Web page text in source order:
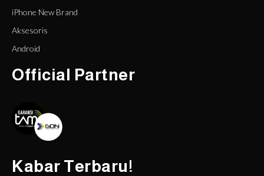
iPhone New Brand
Aksesoris
Android
Official Partner
Kabar Terbaru!